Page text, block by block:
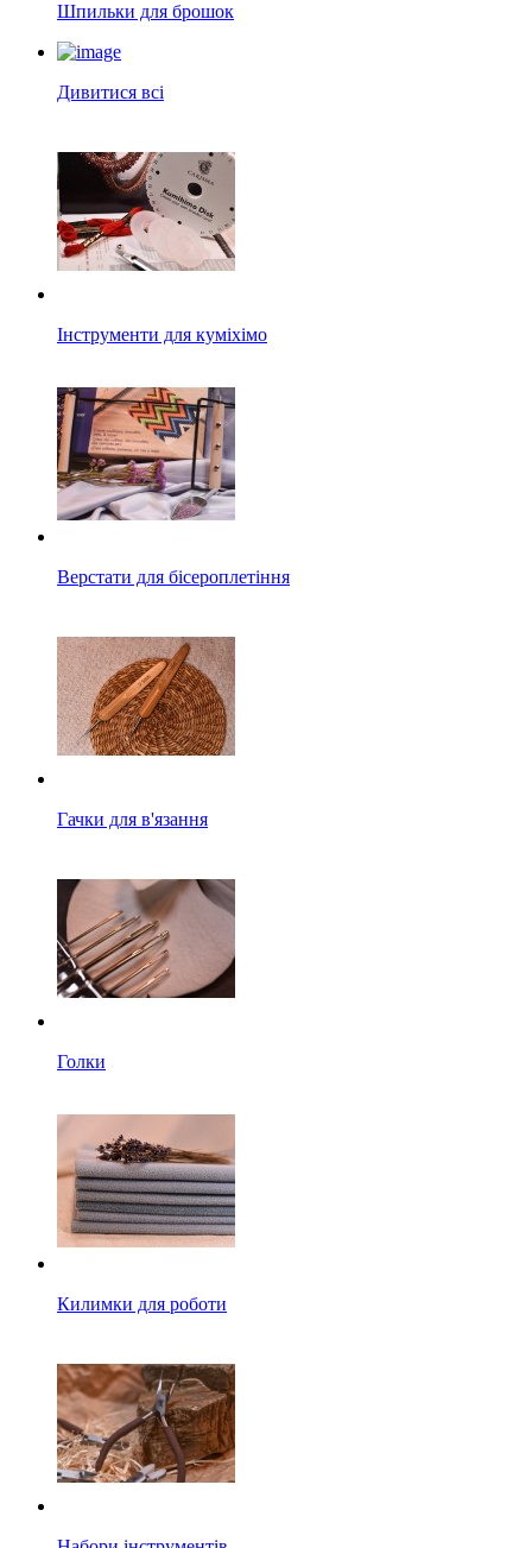
Шпильки для брошок
Дивитися всі
Інструменти для куміхімо
Верстати для бісероплетіння
Гачки для в'язання
Голки
Килимки для роботи